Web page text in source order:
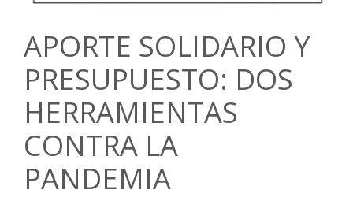
APORTE SOLIDARIO Y
PRESUPUESTO: DOS
HERRAMIENTAS
CONTRA LA
PANDEMIA